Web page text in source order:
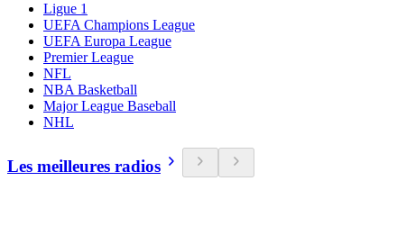
Ligue 1
UEFA Champions League
UEFA Europa League
Premier League
NFL
NBA Basketball
Major League Baseball
NHL
Les meilleures radios